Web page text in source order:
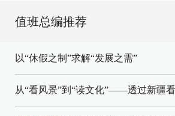
值班总编推荐
以“休假之制”求解“发展之需”
从“看风景”到“读文化”——透过新疆